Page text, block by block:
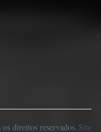
direitos reservados. Site